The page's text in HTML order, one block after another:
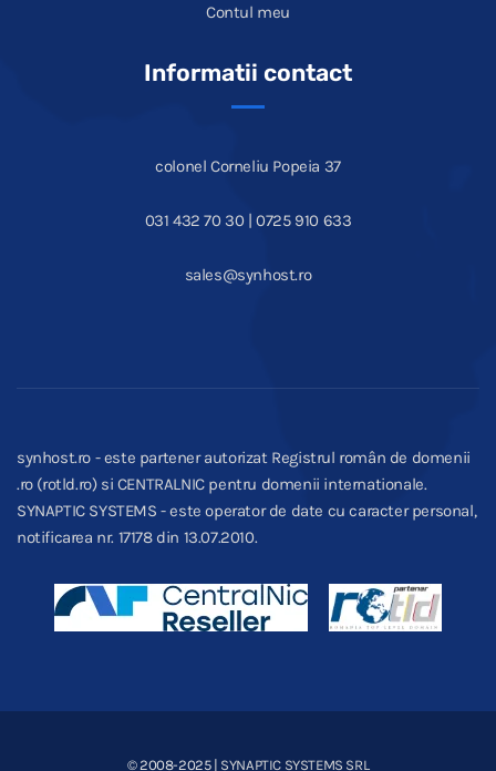
Contul meu
Informatii contact
colonel Corneliu Popeia 37
031 432 70 30 | 0725 910 633
sales@synhost.ro
synhost.ro - este partener autorizat Registrul român de domenii
.ro (rotld.ro) si CENTRALNIC pentru domenii internationale.
SYNAPTIC SYSTEMS - este operator de date cu caracter personal,
notificarea nr. 17178 din 13.07.2010.
© 2008-2025 | SYNAPTIC SYSTEMS SRL